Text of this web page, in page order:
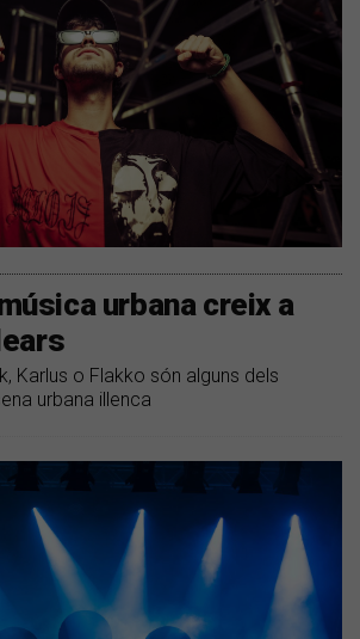
urbana creix a
Karlus o Flakko són alguns dels
urbana illenca